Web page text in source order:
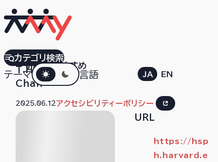
すべておすすめ
テーマダークモード言語 JA EN
カテゴリ検索
Harvard
T.H.
Chan
2025.06.12アクセシビリティーポリシー
URL
https://hsp
h.harvard.e